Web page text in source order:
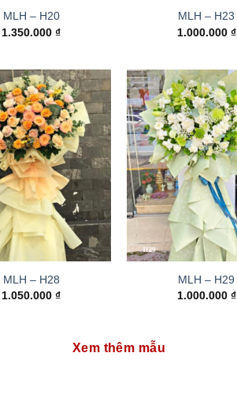
MLH – H20
1.350.000₫
MLH – H23
1.000.000 ₫
MLH – H28
1.050.000₫
MLH – H29
1.000.000 ₫
Xem thêm mẫu